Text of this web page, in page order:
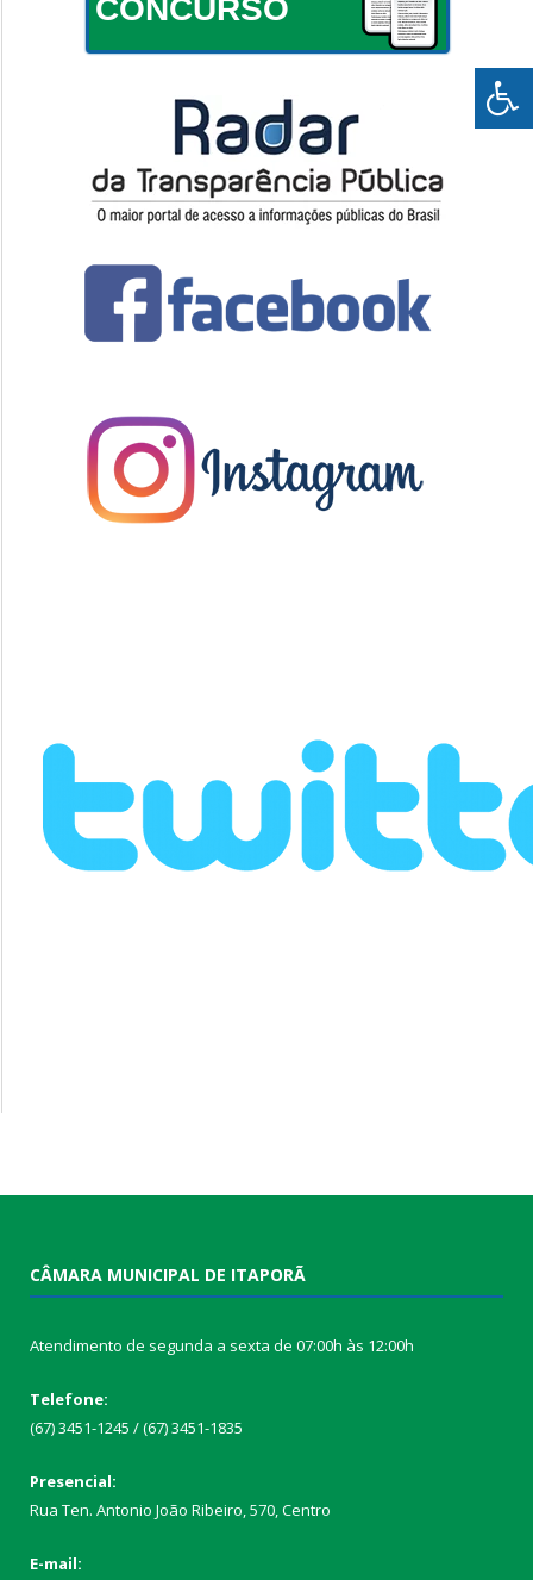
CONCURSO
CÂMARA MUNICIPAL DE ITAPORÃ
Atendimento de segunda a sexta de 07:00h às 12:00h
Telefone:
(67) 3451-1245 / (67) 3451-1835
Presencial:
Rua Ten. Antonio João Ribeiro, 570, Centro
E-mail: